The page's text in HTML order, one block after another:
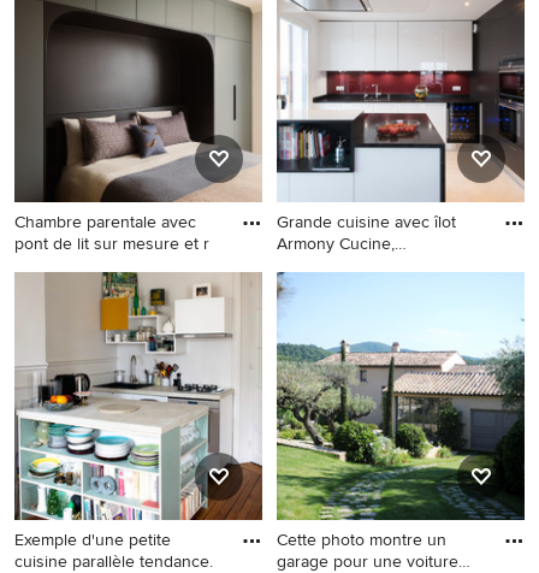
avec un mur blanc, parquet
clair et aucune cheminée.
principale design avec une
carrelage blanc, un mur blanc
et parquet clair.
Chambre parentale avec
pont de lit sur mesure et r
Idées déco pour une
chambre moderne de taille
moyenne avec un mur blanc,
parquet clair et un sol
marron.
Grande cuisine avec îlot
Armony Cucine,
Aménagement d'une grande
cuisine ouverte encastrable
une crédence rouge, un
évier encastré, un placard à
porte plane, une crédence
en feuille de verre, une
péninsule et un sol en
carrelage de céramique.
Exemple d'une petite
cuisine parallèle tendance.
Cette photo montre un
garage pour une voiture